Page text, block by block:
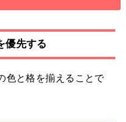
優先する
色と格を揃えることで